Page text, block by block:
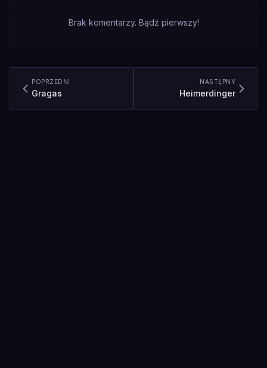
Brak komentarzy. Bądź pierwszy!
POPRZEDNI
Gragas
NASTĘPNY
Heimerdinger